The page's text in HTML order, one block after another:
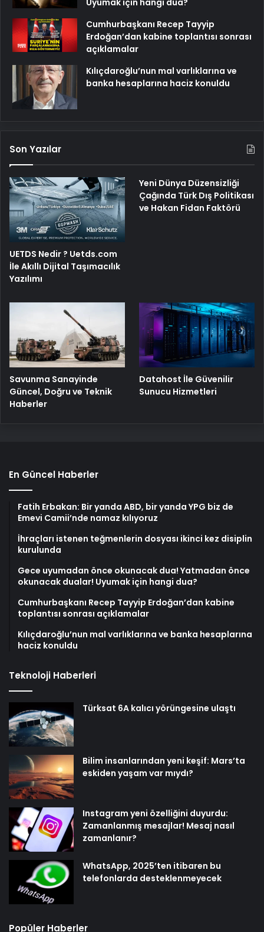
Cumhurbaşkanı Recep Tayyip
Erdoğan’dan kabine toplantısı sonrası
açıklamalar
Kılıçdaroğlu’nun mal varlıklarına ve
banka hesaplarına haciz konuldu
Son Yazılar
UETDS Nedir ? Uetds.com
İle Akıllı Dijital Taşımacılık
Yazılımı
Yeni Dünya Düzensizliği
Çağında Türk Dış Politikası
ve Hakan Fidan Faktörü
Savunma Sanayinde
Güncel, Doğru ve Teknik
Haberler
Datahost İle Güvenilir
Sunucu Hizmetleri
En Güncel Haberler
Fatih Erbakan: Bir yanda ABD, bir yanda YPG biz de
Emevi Camii’nde namaz kılıyoruz
İhraçları istenen teğmenlerin dosyası ikinci kez disiplin
kurulunda
Gece uyumadan önce okunacak dua! Yatmadan önce
okunacak dualar! Uyumak için hangi dua?
Cumhurbaşkanı Recep Tayyip Erdoğan’dan kabine
toplantısı sonrası açıklamalar
Kılıçdaroğlu’nun mal varlıklarına ve banka hesaplarına
haciz konuldu
Teknoloji Haberleri
Türksat 6A kalıcı yörüngesine ulaştı
Bilim insanlarından yeni keşif: Mars’ta
eskiden yaşam var mıydı?
Instagram yeni özelliğini duyurdu:
Zamanlanmış mesajlar! Mesaj nasıl
zamanlanır?
WhatsApp, 2025’ten itibaren bu
telefonlarda desteklenmeyecek
Popüler Haberler